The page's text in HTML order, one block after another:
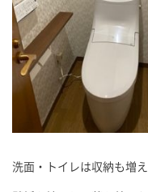
洗面・トイレは収納も増